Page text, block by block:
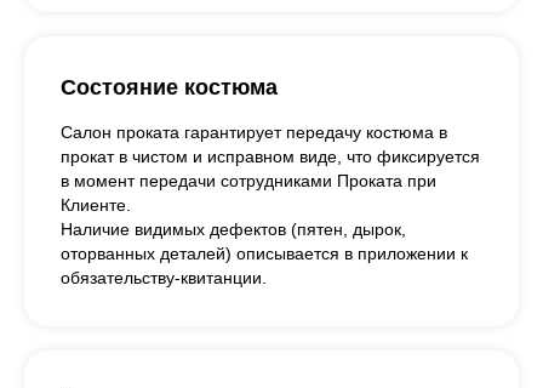
Состояние костюма
Салон проката гарантирует передачу костюма в
прокат в чистом и исправном виде, что фиксируется
в момент передачи сотрудниками Проката при
Клиенте.
Наличие видимых дефектов (пятен, дырок,
оторванных деталей) описывается в приложении к
обязательству-квитанции.